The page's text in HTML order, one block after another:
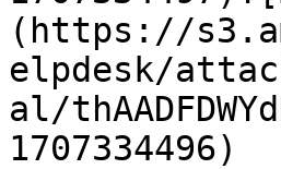
(https://
elpdesk/
al/
1707334496)